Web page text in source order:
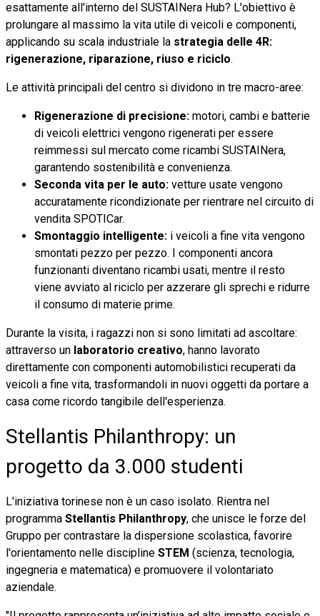
esattamente all'interno del SUSTAINera Hub? L'obiettivo è
prolungare al massimo la vita utile di veicoli e componenti,
applicando su scala industriale la strategia delle 4R:
rigenerazione, riparazione, riuso e riciclo.
Le attività principali del centro si dividono in tre macro-aree:
Rigenerazione di precisione: motori, cambi e batterie
di veicoli elettrici vengono rigenerati per essere
reimmessi sul mercato come ricambi SUSTAINera,
garantendo sostenibilità e convenienza.
Seconda vita per le auto: vetture usate vengono
accuratamente ricondizionate per rientrare nel circuito di
vendita SPOTICar.
Smontaggio intelligente: i veicoli a fine vita vengono
smontati pezzo per pezzo. I componenti ancora
funzionanti diventano ricambi usati, mentre il resto
viene avviato al riciclo per azzerare gli sprechi e ridurre
il consumo di materie prime.
Durante la visita, i ragazzi non si sono limitati ad ascoltare:
attraverso un laboratorio creativo, hanno lavorato
direttamente con componenti automobilistici recuperati da
veicoli a fine vita, trasformandoli in nuovi oggetti da portare a
casa come ricordo tangibile dell'esperienza.
Stellantis Philanthropy: un
progetto da 3.000 studenti
L'iniziativa torinese non è un caso isolato. Rientra nel
programma Stellantis Philanthropy, che unisce le forze del
Gruppo per contrastare la dispersione scolastica, favorire
l'orientamento nelle discipline STEM (scienza, tecnologia,
ingegneria e matematica) e promuovere il volontariato
aziendale.